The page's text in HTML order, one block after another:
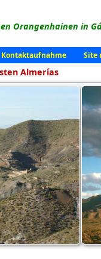
Orangenhainen in
Kontaktaufnahme Site
Almerías